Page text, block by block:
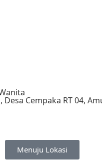
Desa Cempaka RT 04,
Menuju Lokasi